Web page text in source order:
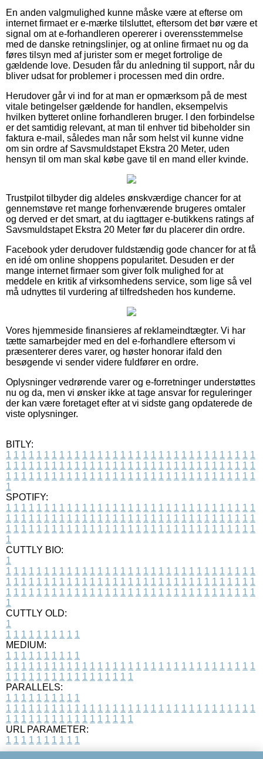
En anden valgmulighed kunne måske være at efterse om
internet firmaet er e-mærke tilsluttet, eftersom det bør være et
signal om at e-forhandleren opererer i overensstemmelse
med de danske retningslinjer, og at online firmaet nu og da
føres tilsyn med af jurister som er meget fortrolige de
gældende love. Desuden får du anledning til support, når du
bliver udsat for problemer i processen med din ordre.
Herudover går vi ind for at man er opmærksom på de mest
vitale betingelser gældende for handlen, eksempelvis
hvilken bytteret online forhandleren bruger. I den forbindelse
er det samtidig relevant, at man til enhver tid bibeholder sin
faktura e-mail, således man når som helst vil kunne vidne
om sin ordre af Savsmuldstapet Ekstra 20 Meter, uden
hensyn til om man skal købe gave til en mand eller kvinde.
Trustpilot tilbyder dig aldeles ønskværdige chancer for at
gennemstøve ret mange forhenværende brugeres omtaler
og derved er det smart, at du iagttager e-butikkens ratings af
Savsmuldstapet Ekstra 20 Meter før du placerer din ordre.
Facebook yder derudover fuldstændig gode chancer for at få
en idé om online shoppens popularitet. Desuden er der
mange internet firmaer som giver folk mulighed for at
meddele en kritik af virksomhedens service, som lige så vel
må udnyttes til vurdering af tilfredsheden hos kunderne.
Vores hjemmeside finansieres af reklameindtægter. Vi har
tætte samarbejder med en del e-forhandlere eftersom vi
præsenterer deres varer, og høster honorar ifald den
besøgende vi sender videre fuldfører en ordre.
Oplysninger vedrørende varer og e-forretninger understøttes
nu og da, men vi ønsker ikke at tage ansvar for reguleringer
der kan være foretaget efter at vi sidste gang opdaterede de
viste oplysninger.
BITLY:
1 1 1 1 1 1 1 1 1 1 1 1 1 1 1 1 1 1 1 1 1 1 1 1 1 1 1 1 1 1 1 1 1
1 1 1 1 1 1 1 1 1 1 1 1 1 1 1 1 1 1 1 1 1 1 1 1 1 1 1 1 1 1 1 1 1
1 1 1 1 1 1 1 1 1 1 1 1 1 1 1 1 1 1 1 1 1 1 1 1 1 1 1 1 1 1 1 1 1
1
SPOTIFY:
1 1 1 1 1 1 1 1 1 1 1 1 1 1 1 1 1 1 1 1 1 1 1 1 1 1 1 1 1 1 1 1 1
1 1 1 1 1 1 1 1 1 1 1 1 1 1 1 1 1 1 1 1 1 1 1 1 1 1 1 1 1 1 1 1 1
1 1 1 1 1 1 1 1 1 1 1 1 1 1 1 1 1 1 1 1 1 1 1 1 1 1 1 1 1 1 1 1 1
1
CUTTLY BIO:
1
1 1 1 1 1 1 1 1 1 1 1 1 1 1 1 1 1 1 1 1 1 1 1 1 1 1 1 1 1 1 1 1 1
1 1 1 1 1 1 1 1 1 1 1 1 1 1 1 1 1 1 1 1 1 1 1 1 1 1 1 1 1 1 1 1 1
1 1 1 1 1 1 1 1 1 1 1 1 1 1 1 1 1 1 1 1 1 1 1 1 1 1 1 1 1 1 1 1 1
1
CUTTLY OLD:
1
1 1 1 1 1 1 1 1 1 1
MEDIUM:
1 1 1 1 1 1 1 1 1 1
1 1 1 1 1 1 1 1 1 1 1 1 1 1 1 1 1 1 1 1 1 1 1 1 1 1 1 1 1 1 1 1 1
1 1 1 1 1 1 1 1 1 1 1 1 1 1 1 1 1
PARALLELS:
1 1 1 1 1 1 1 1 1 1
1 1 1 1 1 1 1 1 1 1 1 1 1 1 1 1 1 1 1 1 1 1 1 1 1 1 1 1 1 1 1 1 1
1 1 1 1 1 1 1 1 1 1 1 1 1 1 1 1 1
URL PARAMETER:
1 1 1 1 1 1 1 1 1 1